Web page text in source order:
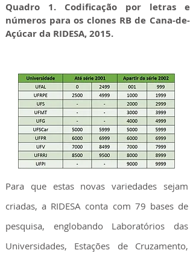
Quadro 1. Codificação por letras e
números para os clones RB de Cana-de-
Açúcar da RIDESA, 2015.
Para que estas novas variedades sejam
criadas, a RIDESA conta com 79 bases de
pesquisa, englobando Laboratórios das
Universidades, Estações de Cruzamento,